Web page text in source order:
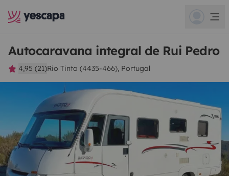
Autocaravana integral de Rui Pedro
4,95 (21)Rio Tinto (4435-466), Portugal